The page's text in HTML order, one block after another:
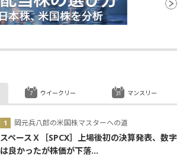
岡元兵八郎の米国株マスターへの道
スペースＸ［SPCX］上場後初の決算発表、数字
は良かったが株価が下落...
ウイークリー マンスリー